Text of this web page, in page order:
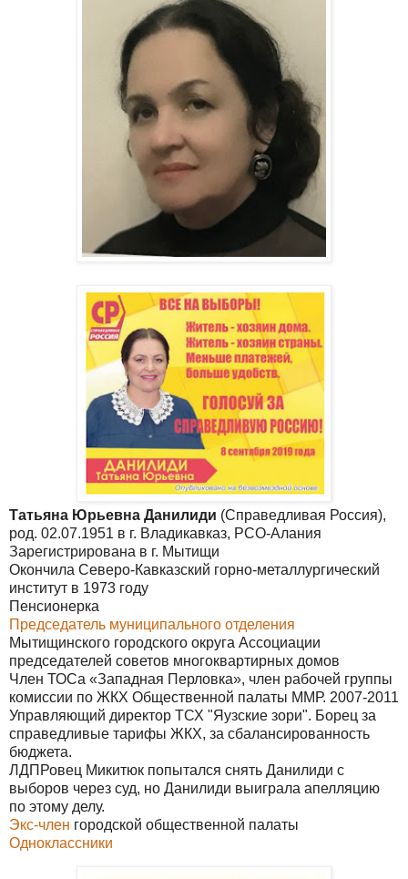
Татьяна Юрьевна Данилиди (Справедливая Россия),
род. 02.07.1951 в г. Владикавказ, РСО-Алания
Зарегистрирована в г. Мытищи
Окончила Северо-Кавказский горно-металлургический
институт в 1973 году
Пенсионерка
Председатель муниципального отделения
Мытищинского городского округа Ассоциации
председателей советов многоквартирных домов
Член ТОСа «Западная Перловка», член рабочей группы
комиссии по ЖКХ Общественной палаты ММР. 2007-2011
Управляющий директор ТСХ "Яузские зори". Борец за
справедливые тарифы ЖКХ, за сбалансированность
бюджета.
ЛДПРовец Микитюк попытался снять Данилиди с
выборов через суд, но Данилиди выиграла апелляцию
по этому делу.
Экс-член городской общественной палаты
Одноклассники